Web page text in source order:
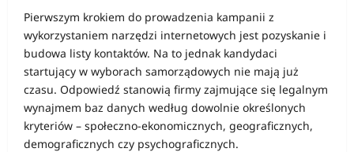
Pierwszym krokiem do prowadzenia kampanii z
wykorzystaniem narzędzi internetowych jest pozyskanie i
budowa listy kontaktów. Na to jednak kandydaci
startujący w wyborach samorządowych nie mają już
czasu. Odpowiedź stanowią firmy zajmujące się legalnym
wynajmem baz danych według dowolnie określonych
kryteriów – społeczno-ekonomicznych, geograficznych,
demograficznych czy psychograficznych.